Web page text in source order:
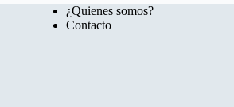
opciones
se
¿Quienes somos?
Contacto